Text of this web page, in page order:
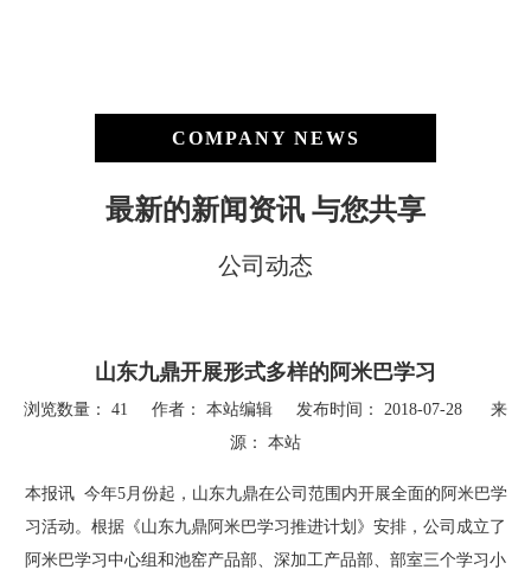
COMPANY NEWS
最新的新闻资讯 与您共享
公司动态
山东九鼎开展形式多样的阿米巴学习
浏览数量： 41 作者： 本站编辑 发布时间： 2018-07-28 来
源： 本站
["wechat","weibo","qzone","douban","email"]
本报讯 今年5月份起，山东九鼎在公司范围内开展全面的阿米巴学
习活动。根据《山东九鼎阿米巴学习推进计划》安排，公司成立了
阿米巴学习中心组和池窑产品部、深加工产品部、部室三个学习小